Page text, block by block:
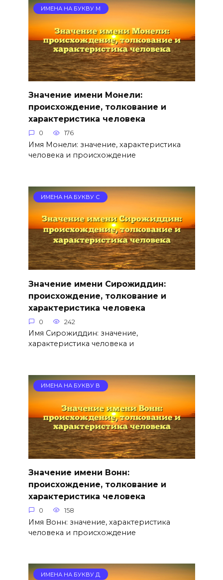
ИМЕНА НА БУКВУ М
Значение имени Монели:
происхождение, толкование и
характеристика человека
0 176
Имя Монели: значение, характеристика
человека и происхождение
ИМЕНА НА БУКВУ С
Значение имени Сирожиддин:
происхождение, толкование и
характеристика человека
0 242
Имя Сирожиддин: значение,
характеристика человека и
ИМЕНА НА БУКВУ В
Значение имени Вонн:
происхождение, толкование и
характеристика человека
0 158
Имя Вонн: значение, характеристика
человека и происхождение
ИМЕНА НА БУКВУ Д